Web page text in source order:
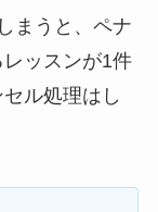
まうと、ペナ
ッスンが1件
ル処理はし